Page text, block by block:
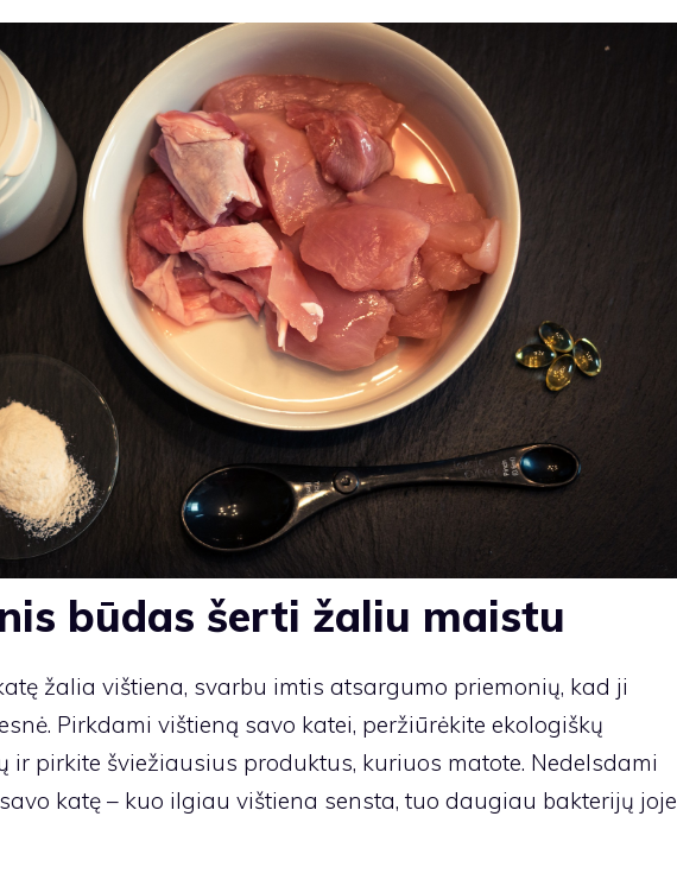
būdas šerti žaliu maistu
žalia vištiena, svarbu imtis atsargumo priemonių, kad ji
Pirkdami vištieną savo katei, peržiūrėkite ekologiškų
ir pirkite šviežiausius produktus, kuriuos matote. Nedelsdami
katę – kuo ilgiau vištiena sensta, tuo daugiau bakterijų joje